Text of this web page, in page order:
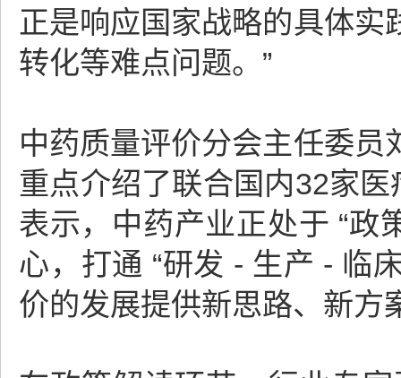
正是响应国家战略的具体
转化等难点问题。”
中药质量评价分会主任委
重点介绍了联合国内32家
表示，中药产业正处于 “政
心，打通 “研发 - 生产 - 临
价的发展提供新思路、新方